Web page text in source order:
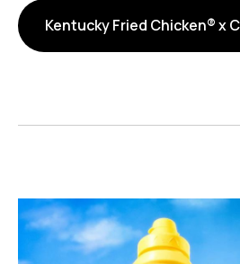
Kentucky Fried Chicken® x